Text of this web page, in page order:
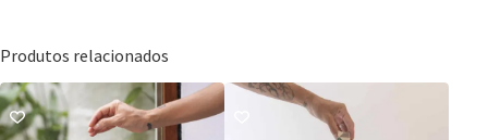
Produtos relacionados